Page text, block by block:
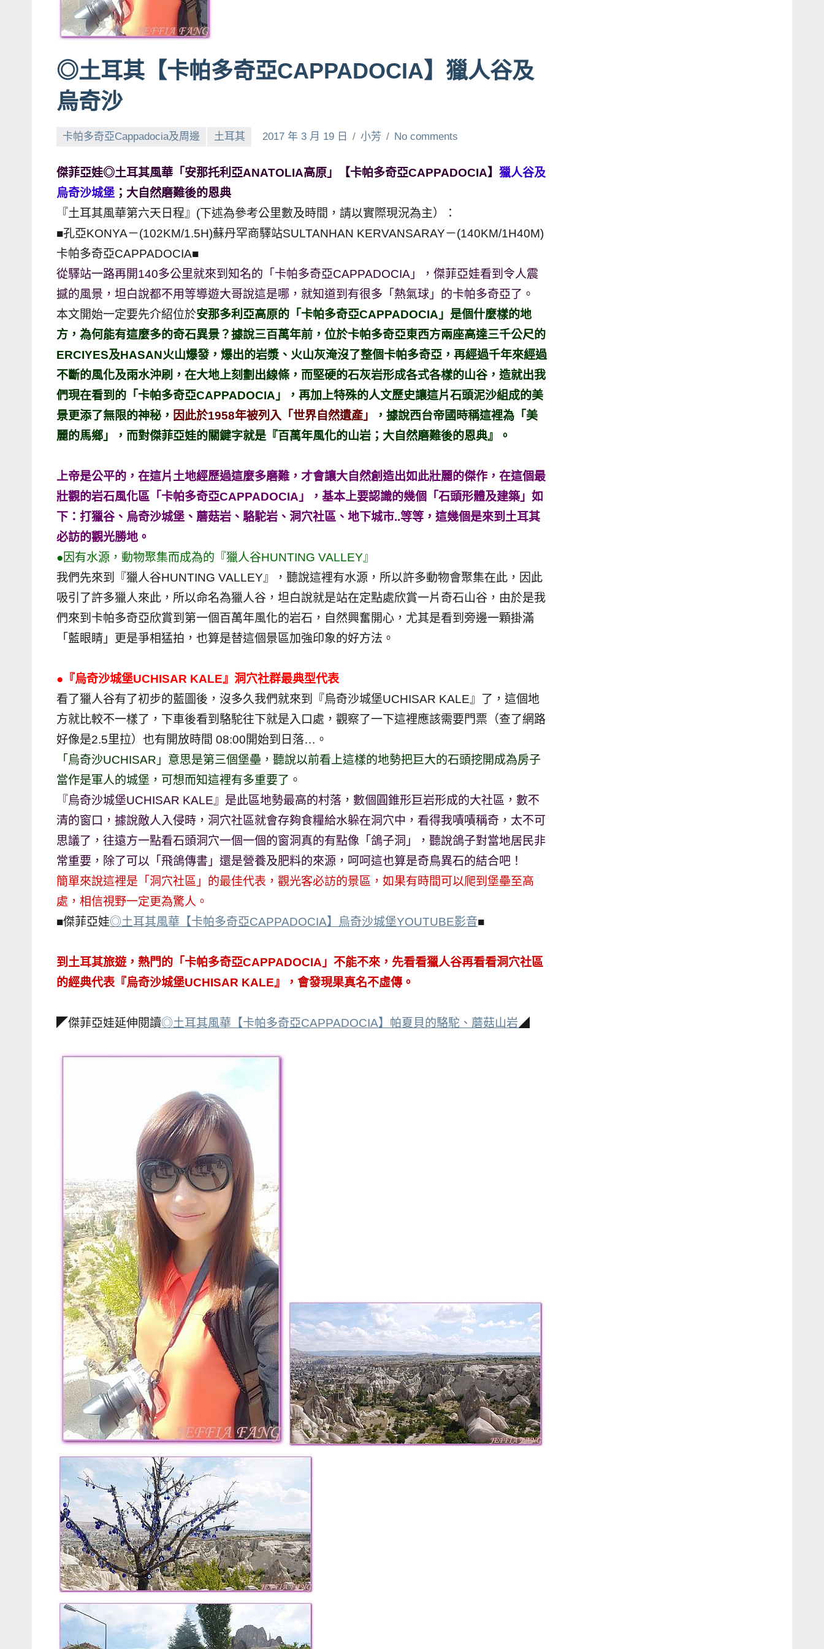
賓、
News
探
節
班
外
景
節
主
持、
吳
哥
窟
泰
國
旅
遊
書
作
者、
表
會
及
活
動
持、
學
校
企
座、
部
落
客
及
旅
誌
專
欄、
觀
光
局
合
達
人
★
◎土耳其【卡帕多奇亞CAPPADOCIA】獵人谷及
烏奇沙
卡帕多奇亞Cappadocia及周邊 土耳其 2017 年 3 月 19 日 小芳 No comments
傑菲亞娃◎土耳其風華「安那托利亞ANATOLIA高原」【卡帕多奇亞CAPPADOCIA】 獵人谷及
烏奇沙城堡 ；大自然磨難後的恩典
『土耳其風華第六天日程』(下述為參考公里數及時間，請以實際現況為主）：
■孔亞KONYA－(102KM/1.5H)蘇丹罕商驛站SULTANHAN KERVANSARAY－(140KM/1H40M)
卡帕多奇亞CAPPADOCIA■
從驛站一路再開140多公里就來到知名的「卡帕多奇亞CAPPADOCIA」，傑菲亞娃看到令人震
撼的風景，坦白說都不用等導遊大哥說這是哪，就知道到有很多「熱氣球」的卡帕多奇亞了。
本文開始一定要先介紹位於安那多利亞高原的「卡帕多奇亞CAPPADOCIA」是個什麼樣的地
方，為何能有這麼多的奇石異景？據說三百萬年前，位於卡帕多奇亞東西方兩座高達三千公尺的
ERCIYES及HASAN火山爆發，爆出的岩漿、火山灰淹沒了整個卡帕多奇亞，再經過千年來經過
不斷的風化及雨水沖刷，在大地上刻劃出線條，而堅硬的石灰岩形成各式各樣的山谷，造就出我
們現在看到的「卡帕多奇亞CAPPADOCIA」，再加上特殊的人文歷史讓這片石頭泥沙組成的美
景更添了無限的神秘， 因此於1958年被列入 「世界自然遺產」 ， 據說西台帝國時稱這裡為「美
麗的馬鄉」，而對傑菲亞娃的關鍵字就是『百萬年風化的山岩；大自然磨難後的恩典』。
上帝是公平的，在這片土地經歷過這麼多磨難，才會讓大自然創造出如此壯麗的傑作，在這個最
壯觀的岩石風化區「卡帕多奇亞CAPPADOCIA」，基本上要認識的幾個「石頭形體及建築」如
下：打獵谷、烏奇沙城堡、蘑菇岩、駱駝岩、洞穴社區、地下城市..等等，這幾個是來到土耳其
必訪的觀光勝地。
●因有水源，動物聚集而成為的『獵人谷HUNTING VALLEY』
我們先來到『獵人谷HUNTING VALLEY』，聽說這裡有水源，所以許多動物會聚集在此，因此
吸引了許多獵人來此，所以命名為獵人谷，坦白說就是站在定點處欣賞一片奇石山谷，由於是我
們來到卡帕多奇亞欣賞到第一個百萬年風化的岩石，自然興奮開心，尤其是看到旁邊一顆掛滿
「藍眼睛」更是爭相猛拍，也算是替這個景區加強印象的好方法。
●『烏奇沙城堡UCHISAR KALE』洞穴社群最典型代表
看了獵人谷有了初步的藍圖後，沒多久我們就來到『烏奇沙城堡UCHISAR KALE』了，這個地
方就比較不一樣了，下車後看到駱駝往下就是入口處，觀察了一下這裡應該需要門票（查了網路
好像是2.5里拉）也有開放時間 08:00開始到日落…。
「烏奇沙UCHISAR」意思是第三個堡壘，聽說以前看上這樣的地勢把巨大的石頭挖開成為房子
當作是軍人的城堡，可想而知這裡有多重要了。
『烏奇沙城堡UCHISAR KALE』是此區地勢最高的村落，數個圓錐形巨岩形成的大社區，數不
清的窗口，據說敵人入侵時，洞穴社區就會存夠食糧給水躲在洞穴中，看得我嘖嘖稱奇，太不可
思議了，往遠方一點看石頭洞穴一個一個的窗洞真的有點像「鴿子洞」，聽說鴿子對當地居民非
常重要，除了可以「飛鴿傳書」還是營養及肥料的來源，呵呵這也算是奇鳥異石的結合吧！
簡單來說這裡是「洞穴社區」的最佳代表，觀光客必訪的景區，如果有時間可以爬到堡壘至高
處，相信視野一定更為驚人。
■傑菲亞娃◎土耳其風華【卡帕多奇亞CAPPADOCIA】烏奇沙城堡YOUTUBE影音■
到土耳其旅遊，熱門的「卡帕多奇亞CAPPADOCIA」不能不來，先看看獵人谷再看看洞穴社區
的經典代表『烏奇沙城堡UCHISAR KALE』，會發現果真名不虛傳。
◤傑菲亞娃延伸閱讀◎土耳其風華【卡帕多奇亞CAPPADOCIA】帕夏貝的駱駝、蘑菇山岩◢